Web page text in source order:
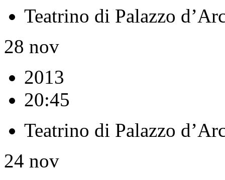
Teatrino di Palazzo
28 nov
2013
20:45
Teatrino di Palazzo
24 nov